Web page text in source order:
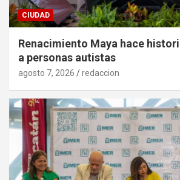
CIUDAD
Renacimiento Maya hace
a personas autistas
agosto 7, 2026 redaccion